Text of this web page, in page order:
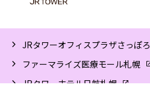
JRタワーオフィスプラザさっぽろ
ファーマライズ医療モール札幌
JRタワーホテル日航札幌